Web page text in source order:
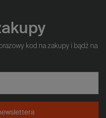
kod na zakupy i bądź na